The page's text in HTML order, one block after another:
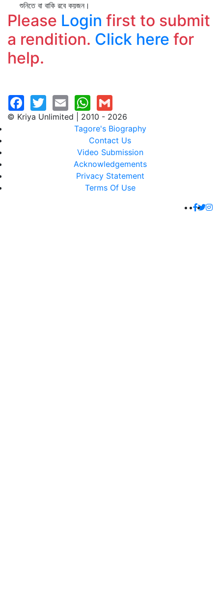
শুনিতে বা বাকি রবে কয়জন।
Please Login first to submit
a rendition. Click here for
help.
© Kriya Unlimited | 2010 - 2026
Tagore's Biography
Contact Us
Video Submission
Acknowledgements
Privacy Statement
Terms Of Use